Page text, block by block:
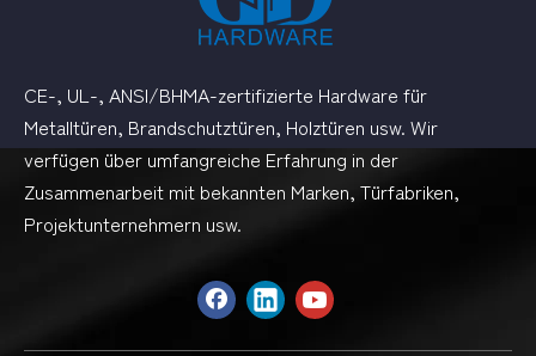
CE-, UL-, ANSI/BHMA-zertifizierte Hardware für
Metalltüren, Brandschutztüren, Holztüren usw. Wir
verfügen über umfangreiche Erfahrung in der
Zusammenarbeit mit bekannten Marken, Türfabriken,
Projektunternehmern usw.